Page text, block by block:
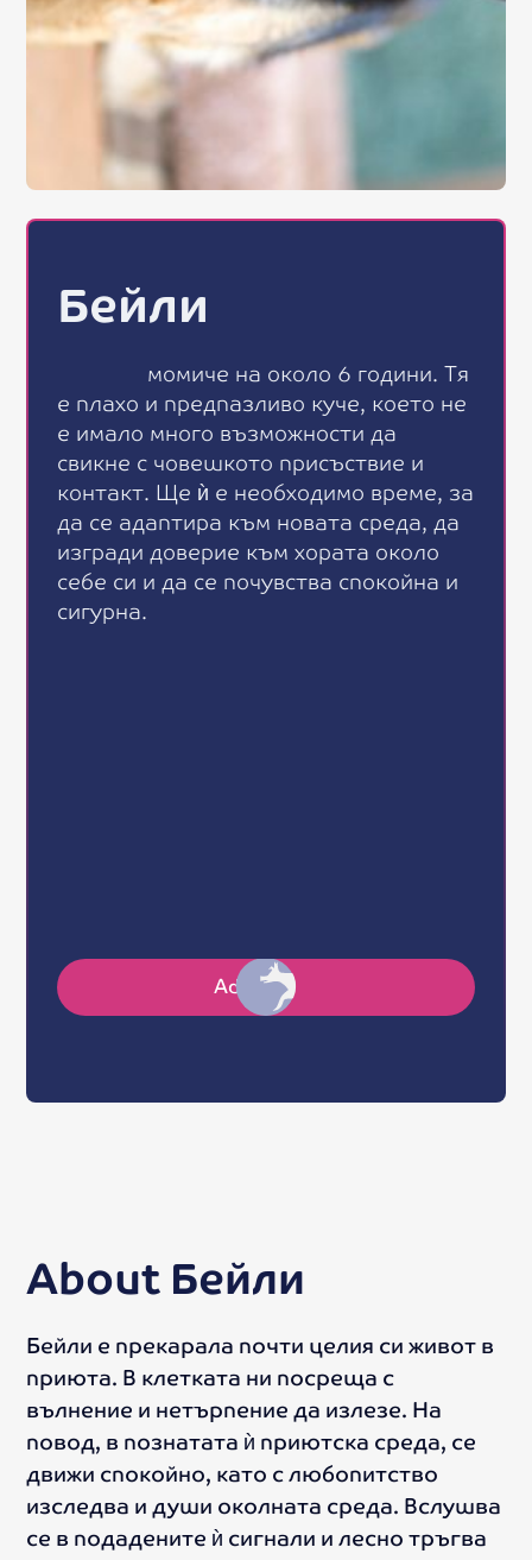
Бейли
момиче на около 6 години. Тя
е плахо и предпазливо куче, което не
е имало много възможности да
свикне с човешкото присъствие и
контакт. Ще ѝ е необходимо време, за
да се адаптира към новата среда, да
изгради доверие към хората около
себе си и да се почувства спокойна и
сигурна.
Adopt
About Бейли
Бейли е прекарала почти целия си живот в
приюта. В клетката ни посреща с
вълнение и нетърпение да излезе. На
повод, в познатата ѝ приютска среда, се
движи спокойно, като с любопитство
изследва и души околната среда. Вслушва
се в подадените ѝ сигнали и лесно тръгва